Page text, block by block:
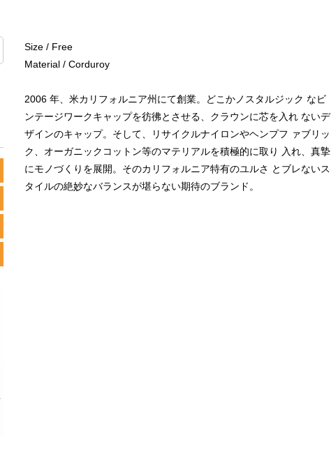
Size / Free
Material / Corduroy
2006 年、米カリフォルニア州にて創業。どこかノスタルジック なビ
ンテージワークキャップを彷彿とさせる、クラウンに芯を入れ ないデ
ザインのキャップ。そして、リサイクルナイロンやヘンプフ ァブリッ
ク、オーガニックコットン等のマテリアルを積極的に取り 入れ、真摯
にモノづくりを展開。そのカリフォルニア特有のユルさ とブレないス
タイルの絶妙なバランスが堪らない期待のブランド。